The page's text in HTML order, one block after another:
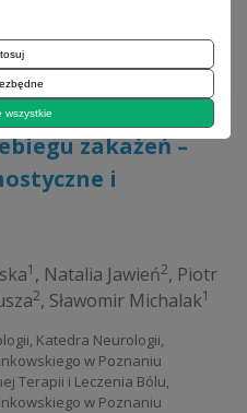
zakażeń –
i
1 , Natalia Jawień2, Piotr
2, Sławomir Michalak1
Katedra Neurologii,
w Poznaniu
Terapii i Leczenia Bólu,
w Poznaniu
wszystkie